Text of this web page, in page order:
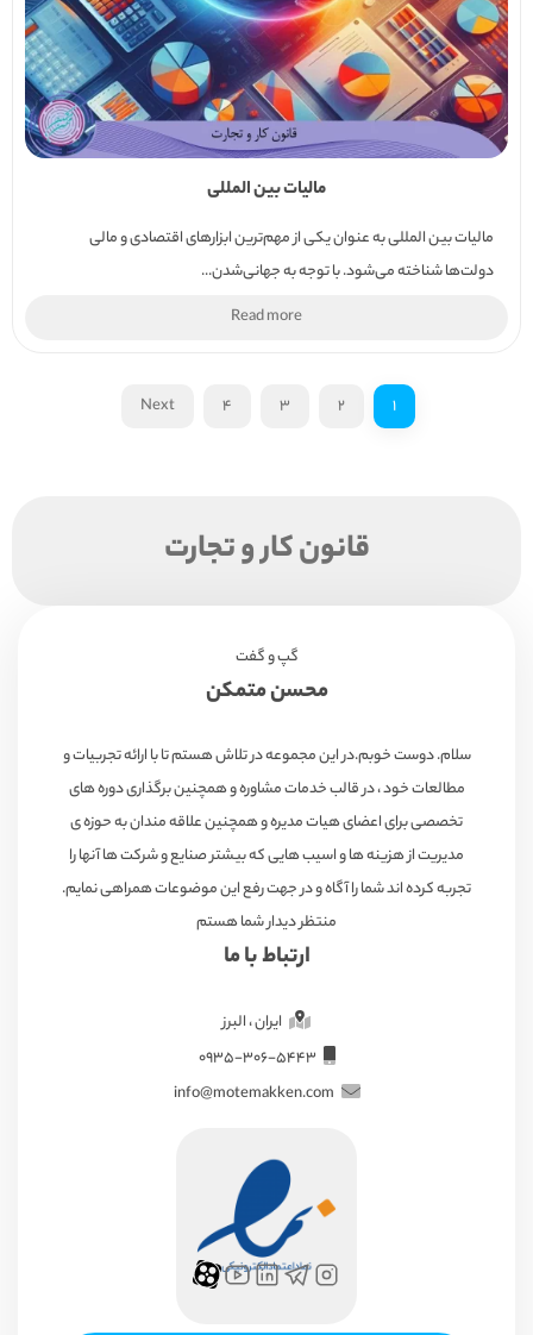
مالیات بین المللی
مالیات بین المللی به عنوان یکی از مهم‌ترین ابزارهای اقتصادی و مالی
دولت‌ها شناخته می‌شود. با توجه به جهانی‌شدن...
Read more
1
2
3
4
Next
قانون کار و تجارت
گپ و گفت
محسن متمکن
سلام. دوست خوبم.در این مجموعه در تلاش هستم تا با ارائه تجربیات و
مطالعات خود ، در قالب خدمات مشاوره و همچنین برگذاری دوره های
تخصصی برای اعضای هیات مدیره و همچنین علاقه مندان به حوزه ی
مدیریت از هزینه ها و اسیب هایی که بیشتر صنایع و شرکت ها آنها را
تجربه کرده اند شما را آگاه و در جهت رفع این موضوعات همراهی نمایم.
منتظر دیدار شما هستم
ارتباط با ما
ایران ، البرز